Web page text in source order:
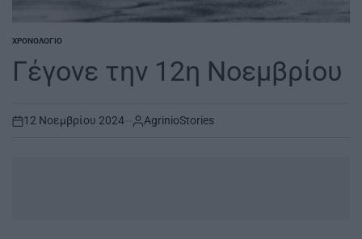
POSTED
ΧΡΟΝΟΛΌΓΙΟ
Γέγονε την 12η Νοεμβρίου
on
12 Νοεμβρίου 2024 AgrinioStories